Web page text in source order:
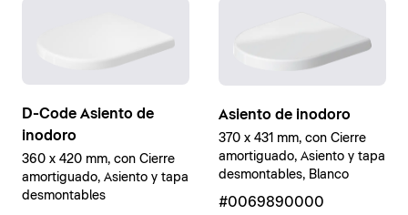
D-Code Asiento de
inodoro
360 x 420 mm, con Cierre
amortiguado, Asiento y tapa
desmontables
Asiento de inodoro
370 x 431 mm, con Cierre
amortiguado, Asiento y tapa
desmontables, Blanco
#0069890000